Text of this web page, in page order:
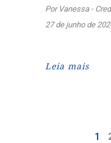
Por Vanessa -
27 de junho de
Leia mais
1